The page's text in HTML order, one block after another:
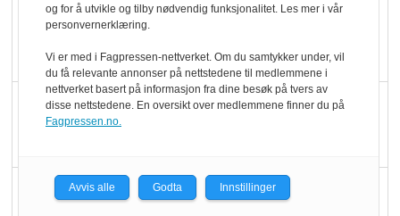
Rema-flaggskip
dundrer videre
Slik opprettholdes
Færre varer, men fulle
og for å utvikle og tilby nødvendig funksjonalitet. Les mer i vår
personvernerklæring.
Vi er med i Fagpressen-nettverket. Om du samtykker under, vil
du få relevante annonser på nettstedene til medlemmene i
nettverket basert på informasjon fra dine besøk på tvers av
disse nettstedene. En oversikt over medlemmene finner du på
Fagpressen.no.
Avvis alle Godta Innstillinger